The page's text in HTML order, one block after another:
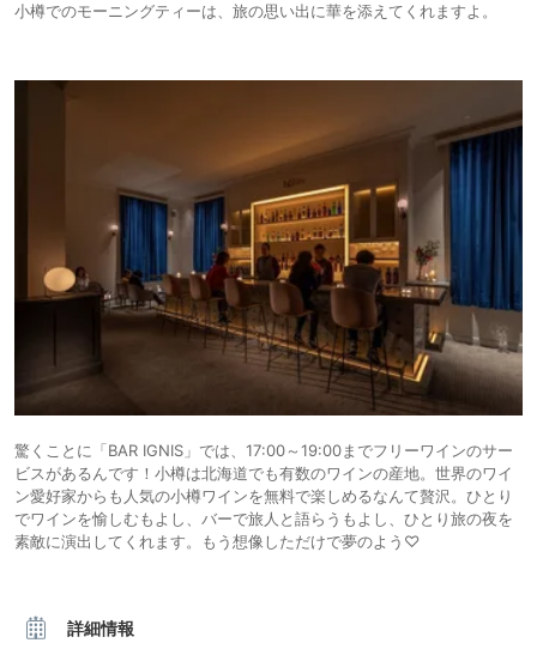
小樽でのモーニングティーは、旅の思い出に華を添えてくれますよ。
驚くことに「BAR IGNIS」では、17:00～19:00までフリーワインのサー
ビスがあるんです！小樽は北海道でも有数のワインの産地。世界のワイ
ン愛好家からも人気の小樽ワインを無料で楽しめるなんて贅沢。ひとり
でワインを愉しむもよし、バーで旅人と語らうもよし、ひとり旅の夜を
素敵に演出してくれます。もう想像しただけで夢のよう♡
詳細情報